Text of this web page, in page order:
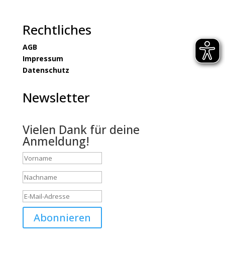
Rechtliches
AGB
Impressum
Datenschutz
Newsletter
Vielen Dank für deine
Anmeldung!
Abonnieren